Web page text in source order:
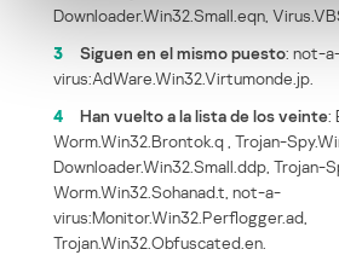
Downloader.Win32.Small.eqn,
3
Siguen en el mismo puesto: not-
virus:AdWare.Win32.Virtumonde.jp.
4
Han vuelto a la lista de los veinte:
Worm.Win32.Brontok.q , Trojan-
Downloader.Win32.Small.ddp, Trojan-
Worm.Win32.Sohanad.t, not-a-
virus:Monitor.Win32.Perflogger.ad,
Trojan.Win32.Obfuscated.en.